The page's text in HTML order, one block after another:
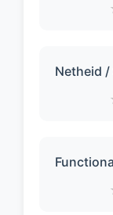
Netheid